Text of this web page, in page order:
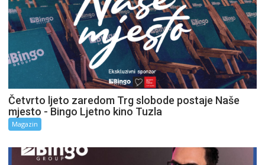
Četvrto ljeto zaredom Trg slobode postaje Naše
mjesto - Bingo Ljetno kino Tuzla
Magazin